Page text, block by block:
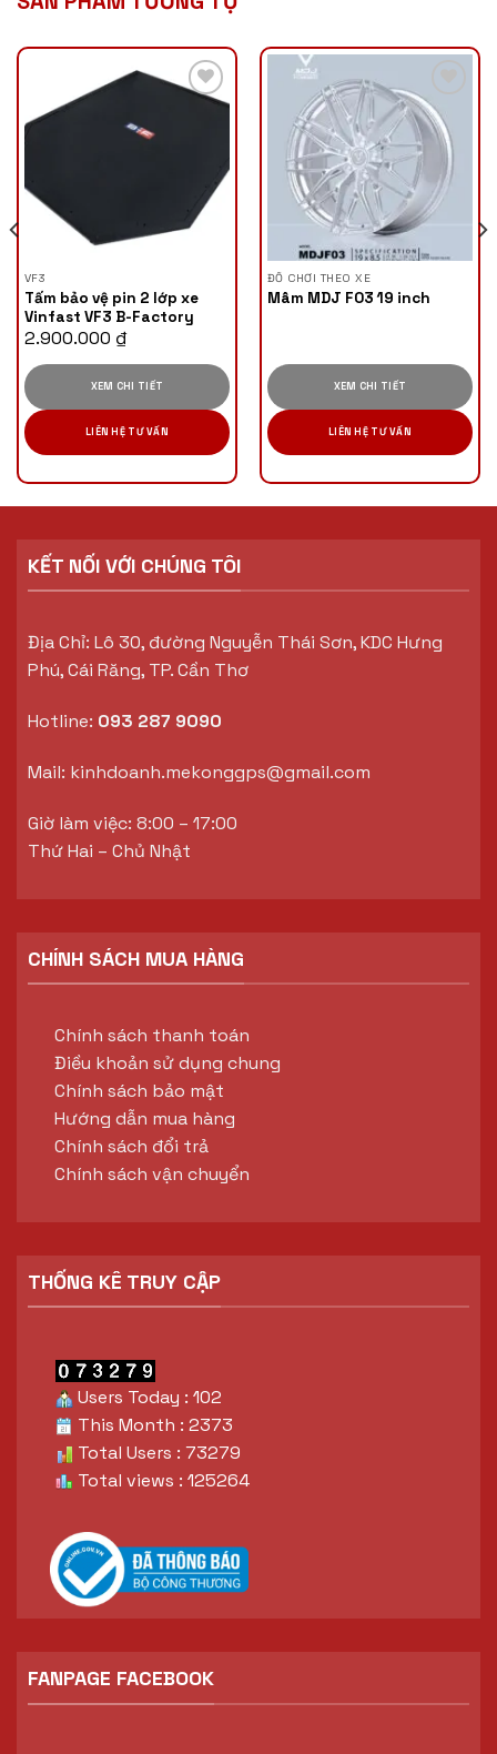
VF3
Tấm bảo vệ pin 2 lớp xe
Vinfast VF3 B-Factory
2.900.000 ₫
XEM CHI TIẾT
LIÊN HỆ TƯ VẤN
ĐỒ CHƠI THEO XE
Mâm MDJ F03 19 inch
XEM CHI TIẾT
LIÊN HỆ TƯ VẤN
KẾT NỐI VỚI CHÚNG TÔI
Địa Chỉ: Lô 30, đường Nguyễn Thái Sơn, KDC Hưng
Phú, Cái Răng, TP. Cần Thơ
Hotline: 093 287 9090
Mail: kinhdoanh.mekonggps@gmail.com
Giờ làm việc: 8:00 – 17:00
Thứ Hai – Chủ Nhật
CHÍNH SÁCH MUA HÀNG
Chính sách thanh toán
Điều khoản sử dụng chung
Chính sách bảo mật
Hướng dẫn mua hàng
Chính sách đổi trả
Chính sách vận chuyển
THỐNG KÊ TRUY CẬP
Users Today : 102
This Month : 2373
Total Users : 73279
Total views : 125264
FANPAGE FACEBOOK